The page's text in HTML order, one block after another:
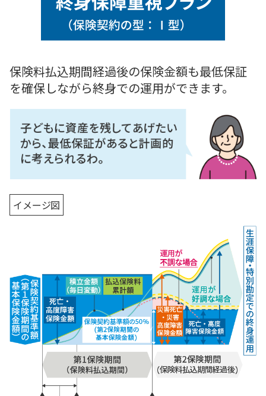
保険料払込期間経過後の保険金額も最低保証
を確保しながら終身での運用ができます。
イメージ図